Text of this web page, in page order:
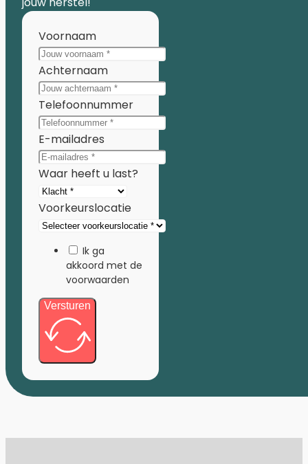
Voornaam
Achternaam
Telefoonnummer
E-mailadres
Waar heeft u last?
Voorkeurslocatie
Ik ga
akkoord met de
voorwaarden
Versturen